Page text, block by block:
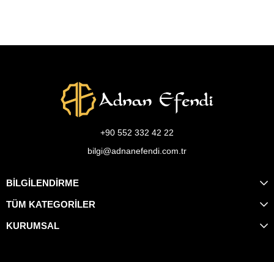
+90 552 332 42 22
bilgi@adnanefendi.com.tr
BİLGİLENDİRME
TÜM KATEGORİLER
KURUMSAL